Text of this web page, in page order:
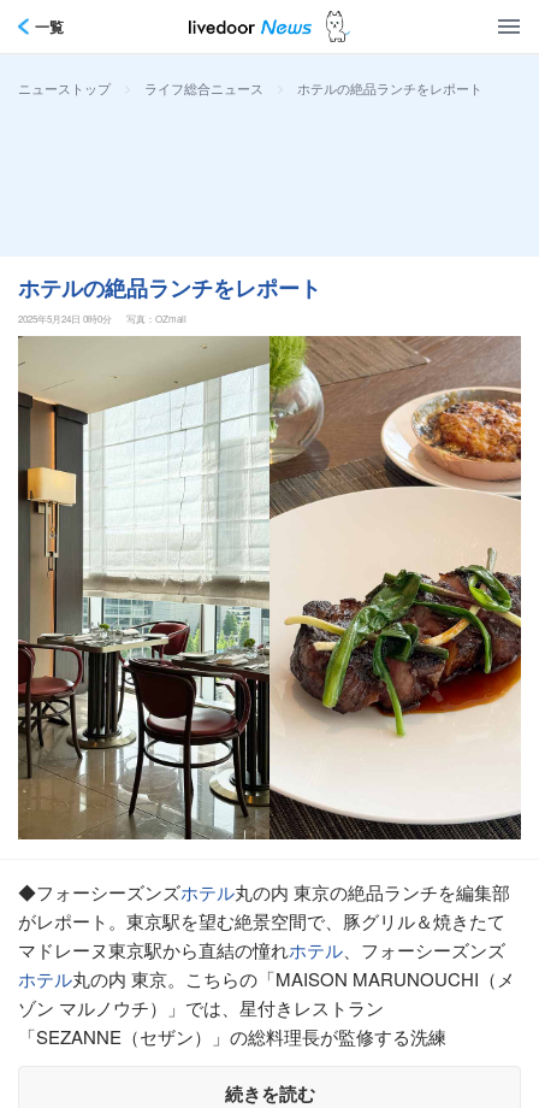
一覧
ニューストップ > ライフ総合ニュース > ホテルの絶品ランチをレポート
ホテルの絶品ランチをレポート
2025年5月24日 0時0分 写真：OZmall
◆フォーシーズンズホテル丸の内 東京の絶品ランチを編集部
がレポート。東京駅を望む絶景空間で、豚グリル＆焼きたて
マドレーヌ東京駅から直結の憧れホテル 、フォーシーズンズ
ホテル丸の内 東京。こちらの「MAISON MARUNOUCHI（メ
ゾン マルノウチ）」では、星付きレストラン
「SEZANNE（セザン）」の総料理長が監修する洗練
続きを読む